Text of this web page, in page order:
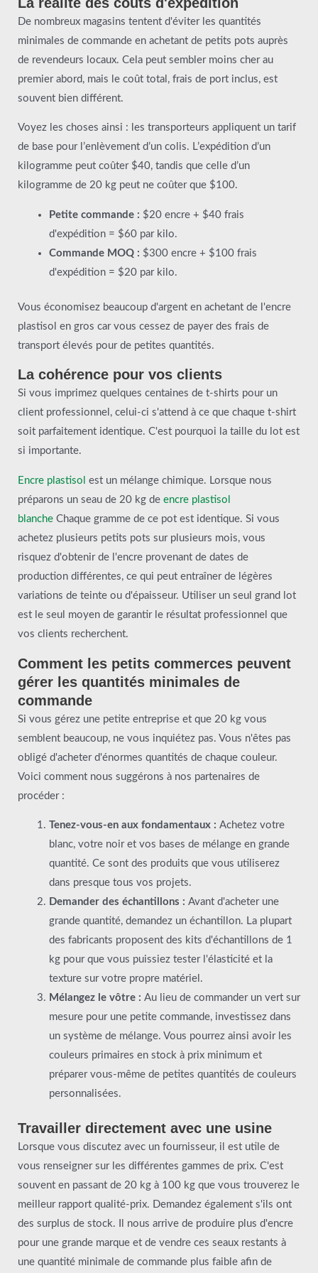
De nombreux magasins tentent d'éviter les quantités
minimales de commande en achetant de petits pots auprès
de revendeurs locaux. Cela peut sembler moins cher au
premier abord, mais le coût total, frais de port inclus, est
souvent bien différent.
Voyez les choses ainsi : les transporteurs appliquent un tarif
de base pour l’enlèvement d’un colis. L’expédition d’un
kilogramme peut coûter $40, tandis que celle d’un
kilogramme de 20 kg peut ne coûter que $100.
Petite commande : $20 encre + $40 frais
d'expédition = $60 par kilo.
Commande MOQ : $300 encre + $100 frais
d'expédition = $20 par kilo.
Vous économisez beaucoup d'argent en achetant de l'encre
plastisol en gros car vous cessez de payer des frais de
transport élevés pour de petites quantités.
La cohérence pour vos clients
Si vous imprimez quelques centaines de t-shirts pour un
client professionnel, celui-ci s'attend à ce que chaque t-shirt
soit parfaitement identique. C'est pourquoi la taille du lot est
si importante.
Encre plastisol est un mélange chimique. Lorsque nous
préparons un seau de 20 kg de encre plastisol
blanche Chaque gramme de ce pot est identique. Si vous
achetez plusieurs petits pots sur plusieurs mois, vous
risquez d'obtenir de l'encre provenant de dates de
production différentes, ce qui peut entraîner de légères
variations de teinte ou d'épaisseur. Utiliser un seul grand lot
est le seul moyen de garantir le résultat professionnel que
vos clients recherchent.
Comment les petits commerces peuvent
gérer les quantités minimales de
commande
Si vous gérez une petite entreprise et que 20 kg vous
semblent beaucoup, ne vous inquiétez pas. Vous n'êtes pas
obligé d'acheter d'énormes quantités de chaque couleur.
Voici comment nous suggérons à nos partenaires de
procéder :
Tenez-vous-en aux fondamentaux : Achetez votre
blanc, votre noir et vos bases de mélange en grande
quantité. Ce sont des produits que vous utiliserez
dans presque tous vos projets.
Demander des échantillons : Avant d'acheter une
grande quantité, demandez un échantillon. La plupart
des fabricants proposent des kits d'échantillons de 1
kg pour que vous puissiez tester l'élasticité et la
texture sur votre propre matériel.
Mélangez le vôtre : Au lieu de commander un vert sur
mesure pour une petite commande, investissez dans
un système de mélange. Vous pourrez ainsi avoir les
couleurs primaires en stock à prix minimum et
préparer vous-même de petites quantités de couleurs
personnalisées.
Travailler directement avec une usine
Lorsque vous discutez avec un fournisseur, il est utile de
vous renseigner sur les différentes gammes de prix. C'est
souvent en passant de 20 kg à 100 kg que vous trouverez le
meilleur rapport qualité-prix. Demandez également s'ils ont
des surplus de stock. Il nous arrive de produire plus d'encre
pour une grande marque et de vendre ces seaux restants à
une quantité minimale de commande plus faible afin de